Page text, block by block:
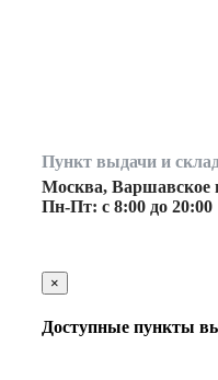
Пункт выдачи и
Москва, Варшавское
Пн-Пт: с 8:00 до 20:00
×
Доступные пункты